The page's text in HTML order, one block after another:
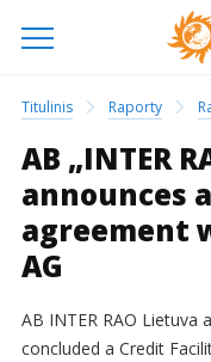
Titulinis Raporty
AB „INTER
announces
agreement
AG
AB INTER RAO Lietuva
concluded a Credit